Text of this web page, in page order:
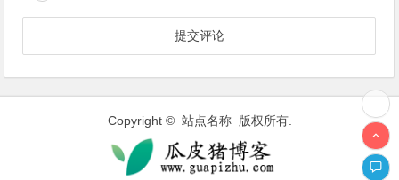
Copyright © 站点名称 版权所有.